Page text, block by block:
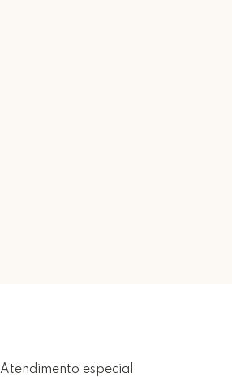
Atendimento especial